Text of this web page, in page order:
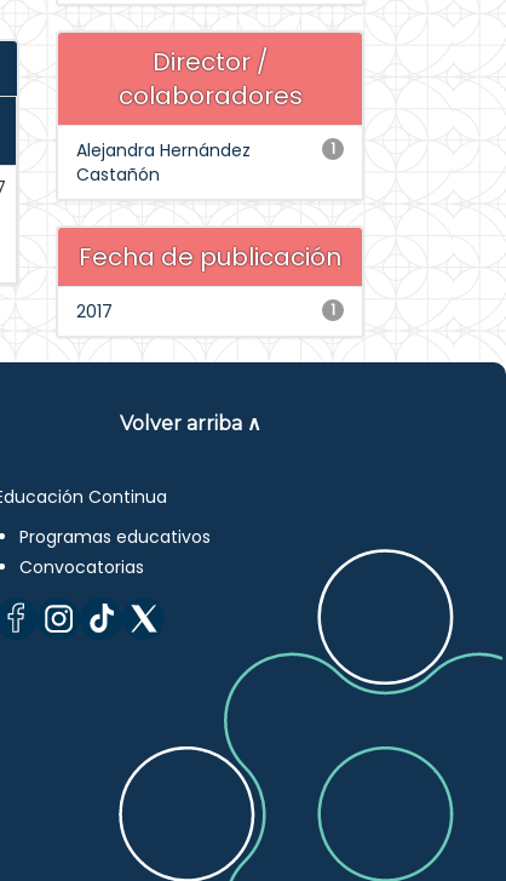
Director /
colaboradores
1
Alejandra Hernández
Castañón
Fecha de publicación
1
2017
Volver arriba ∧
Continua
Programas educativos
Convocatorias